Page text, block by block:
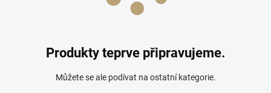
Produkty teprve připravujeme.
Můžete se ale podívat na ostatní kategorie.